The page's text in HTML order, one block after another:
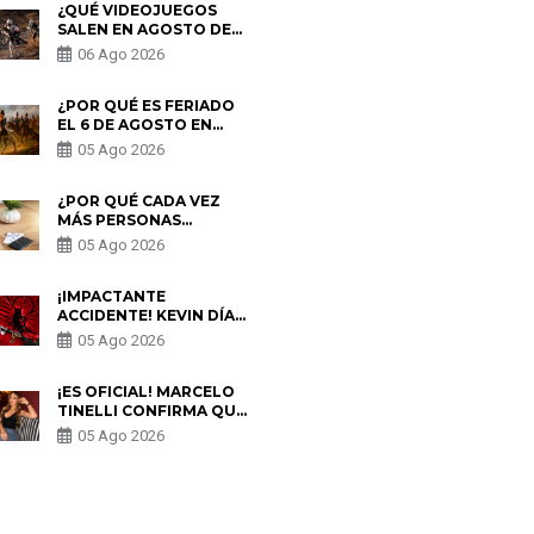
¿QUÉ VIDEOJUEGOS
SALEN EN AGOSTO DE
2026? ESTOS SON LOS
ESTRENOS MÁS
06 Ago 2026
¿POR QUÉ ES FERIADO
EL 6 DE AGOSTO EN
PERÚ? ESTA ES LA
HISTORIA
05 Ago 2026
¿POR QUÉ CADA VEZ
MÁS PERSONAS
UTILIZAN UNA VPN
PARA PROTEGER SU
05 Ago 2026
¡IMPACTANTE
ACCIDENTE! KEVIN DÍAZ
CAE DESDE OCHO
METROS EN “ESTO ES
PREOCUPACIÓN
05 Ago 2026
¡ES OFICIAL! MARCELO
TINELLI CONFIRMA QUE
REGRESÓ CON MILETT
FIGUEROA: “EL AMOR
05 Ago 2026